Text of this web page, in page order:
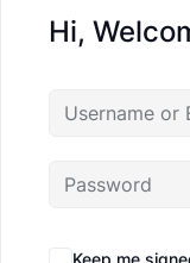
Hi,
Keep me